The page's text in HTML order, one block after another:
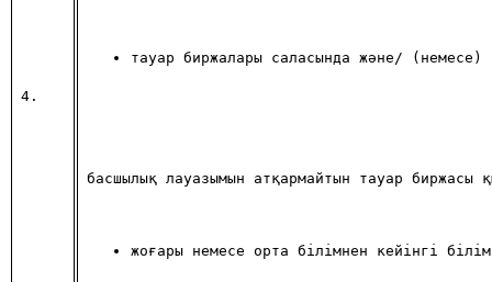
4.
тауар биржалары саласында және/
басшылық лауазымын атқармайтын тауар биржасы
жоғары немесе орта бiлiмнен кейiнгi